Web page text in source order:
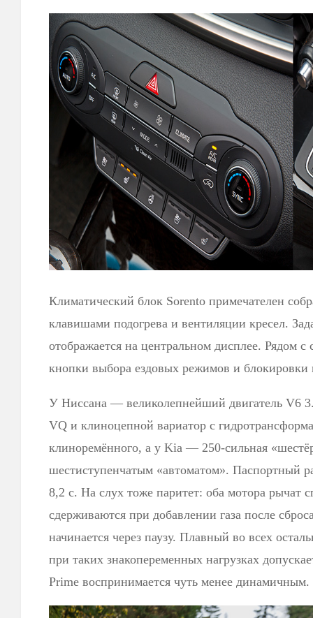
Климатический блок Sorento примечателен
клавишами подогрева и вентиляции кресел.
отображается на центральном дисплее. Рядом
кнопки выбора ездовых режимов и
У Ниссана — великолепнейший двигатель V6
VQ и клиноцепной вариатор с
клиноремённого, а у Kia — 250-сильная
шестиступенчатым «автоматом». Паспортный
8,2 с. На слух тоже паритет: оба мотора рычат
сдерживаются при добавлении газа после
начинается через паузу. Плавный во всех
при таких знакопеременных нагрузках
Prime воспринимается чуть менее динамичным.